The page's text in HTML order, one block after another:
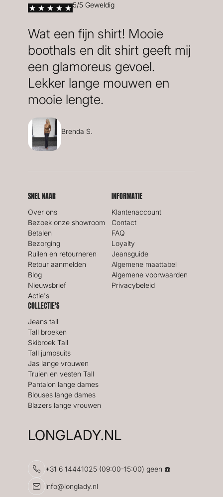
5/5 Geweldig
Wat een fijn shirt! Mooie
boothals en dit shirt geeft mij
een glamoreus gevoel.
Lekker lange mouwen en
mooie lengte.
Brenda S.
SNEL NAAR
Over ons
Bezoek onze showroom
Betalen
Bezorging
Ruilen en retourneren
Retour aanmelden
Blog
Nieuwsbrief
Actie's
INFORMATIE
Klantenaccount
Contact
FAQ
Loyalty
Jeansguide
Algemene maattabel
Algemene voorwaarden
Privacybeleid
COLLECTIE'S
Jeans tall
Tall broeken
Skibroek Tall
Tall jumpsuits
Jas lange vrouwen
Truien en vesten Tall
Pantalon lange dames
Blouses lange dames
Blazers lange vrouwen
LONGLADY.NL
+31 6 14441025 (09:00-15:00) geen ☎️
info@longlady.nl